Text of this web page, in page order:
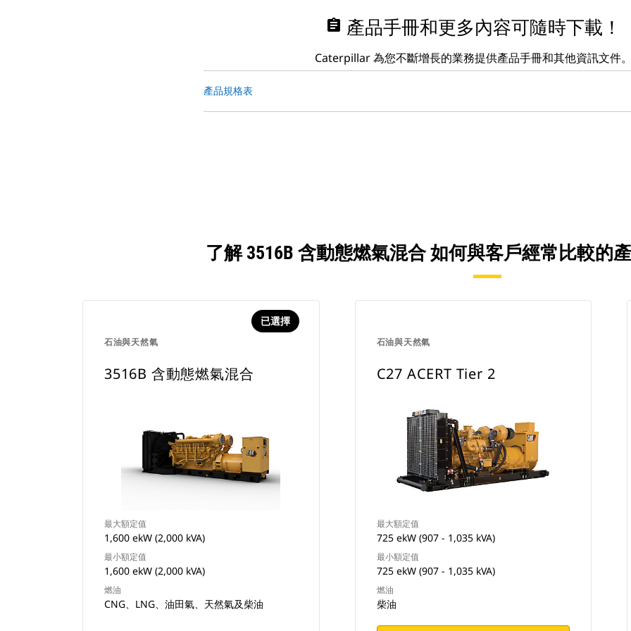
assignment 產品手冊和更多內容可隨時下載！
Caterpillar 為您不斷增長的業務提供產品手冊和其他資訊文件
產品規格表
了解 3516B 含動態燃氣混合 如何與客戶經常比較的
石油與天然氣
已選擇
3516B 含動態燃氣混合
最大額定值
1,600 ekW (2,000 kVA)
最小額定值
1,600 ekW (2,000 kVA)
燃油
CNG、LNG、油田氣、天然氣及柴油
石油與天然氣
C27 ACERT Tier 2
最大額定值
725 ekW (907 - 1,035 kVA)
最小額定值
725 ekW (907 - 1,035 kVA)
燃油
柴油